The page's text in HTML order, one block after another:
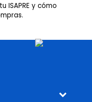
ISAPRE y cómo